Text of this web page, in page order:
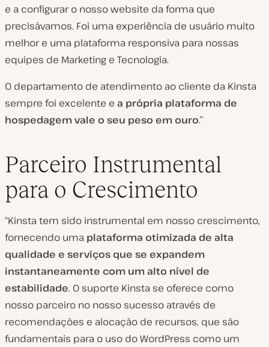
e a configurar o nosso website da forma que
precisávamos. Foi uma experiência de usuário muito
melhor e uma plataforma responsiva para nossas
equipes de Marketing e Tecnologia.
O departamento de atendimento ao cliente da Kinsta
sempre foi excelente e a própria plataforma de
hospedagem vale o seu peso em ouro.”
Parceiro Instrumental
para o Crescimento
“Kinsta tem sido instrumental em nosso crescimento,
fornecendo uma plataforma otimizada de alta
qualidade e serviços que se expandem
instantaneamente com um alto nível de
estabilidade. O suporte Kinsta se oferece como
nosso parceiro no nosso sucesso através de
recomendações e alocação de recursos, que são
fundamentais para o uso do WordPress como um